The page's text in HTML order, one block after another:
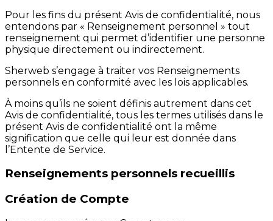
Pour les fins du présent Avis de confidentialité, nous
entendons par « Renseignement personnel » tout
renseignement qui permet d’identifier une personne
physique directement ou indirectement.
Sherweb s’engage à traiter vos Renseignements
personnels en conformité avec les lois applicables.
À moins qu’ils ne soient définis autrement dans cet
Avis de confidentialité, tous les termes utilisés dans le
présent Avis de confidentialité ont la même
signification que celle qui leur est donnée dans
l’Entente de Service.
Renseignements personnels recueillis
Création de Compte